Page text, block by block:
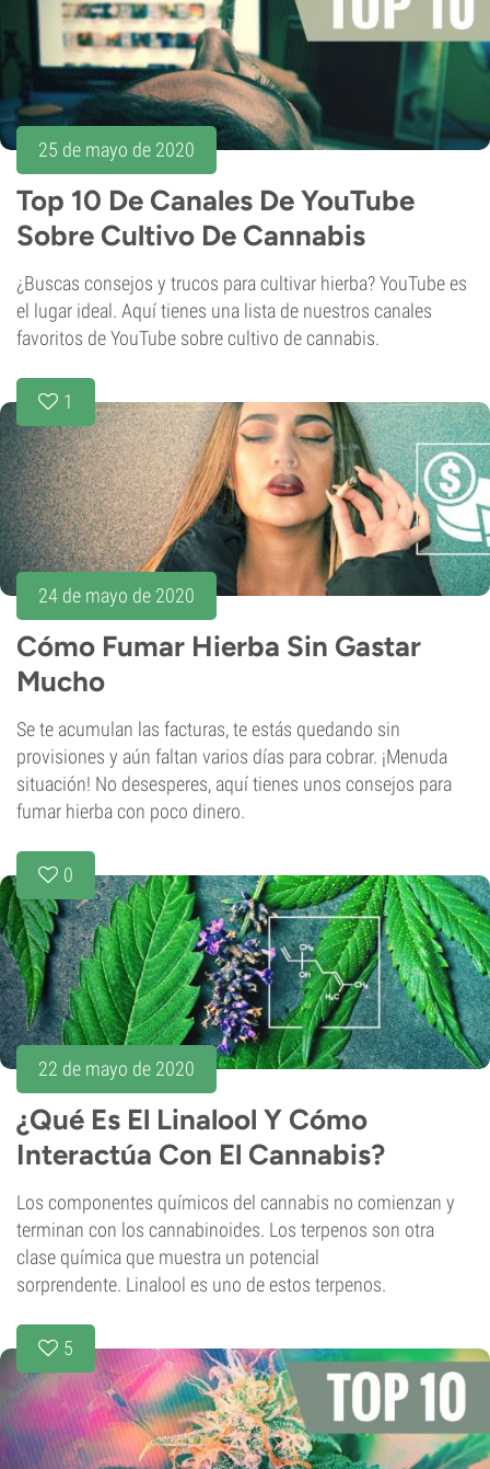
25 de mayo de 2020
Top 10 De Canales De YouTube
Sobre Cultivo De Cannabis
¿Buscas consejos y trucos para cultivar hierba? YouTube es
el lugar ideal. Aquí tienes una lista de nuestros canales
favoritos de YouTube sobre cultivo de cannabis.
1
24 de mayo de 2020
Cómo Fumar Hierba Sin Gastar
Mucho
Se te acumulan las facturas, te estás quedando sin
provisiones y aún faltan varios días para cobrar. ¡Menuda
situación! No desesperes, aquí tienes unos consejos para
fumar hierba con poco dinero.
0
22 de mayo de 2020
¿Qué Es El Linalool Y Cómo
Interactúa Con El Cannabis?
Los componentes químicos del cannabis no comienzan y
terminan con los cannabinoides. Los terpenos son otra
clase química que muestra un potencial
sorprendente. Linalool es uno de estos terpenos.
5